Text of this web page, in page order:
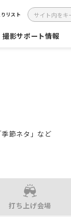
リスト
撮影サポート情報
節ネタ」など
打ち上げ会場